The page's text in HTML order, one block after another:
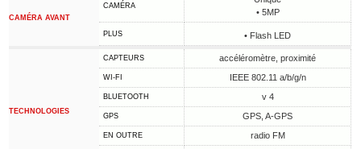
CAMÉRA AVANT
CAMÉRA
• 5MP
PLUS • Flash LED
TECHNOLOGIES
CAPTEURS accéléromètre, proximité
WI-FI IEEE 802.11 a/b/g/n
BLUETOOTH v 4
GPS GPS, A-GPS
EN OUTRE
radio FM